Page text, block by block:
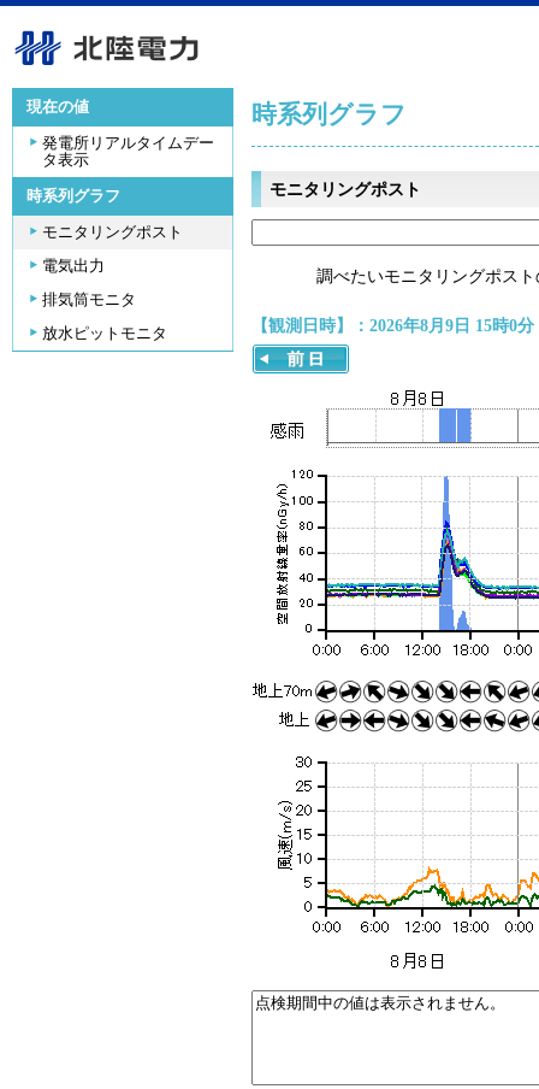
現在の値
発電所リアルタイムデー
タ表示
時系列グラフ
モニタリングポスト
電気出力
排気筒モニタ
放水ピットモニタ
時系列グラフ
モニタリングポスト
調べたいモニタリングポス
【観測日時】：2026年8月9日 15時0分